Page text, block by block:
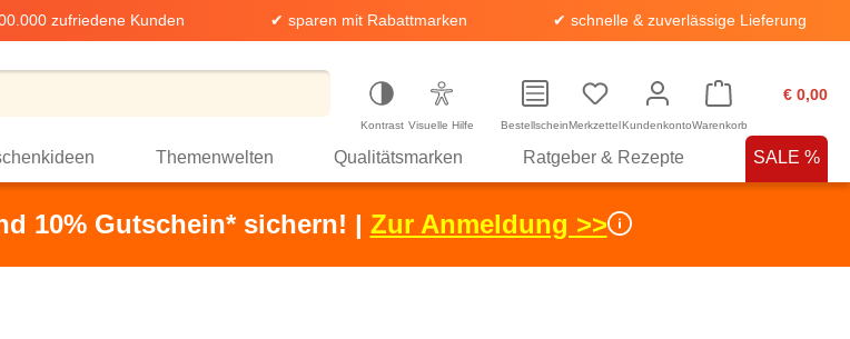
zufriedene Kunden ✔ sparen mit Rabattmarken ✔ schnelle & zuverlässige Lieferung
Kontrast Visuelle Hilfe BestellscheinMerkzettelKundenkonto
€ 0,00
Warenkorb
Themenwelten Qualitätsmarken Ratgeber & Rezepte SALE %
10% Gutschein* sichern! | Zur Anmeldung >>